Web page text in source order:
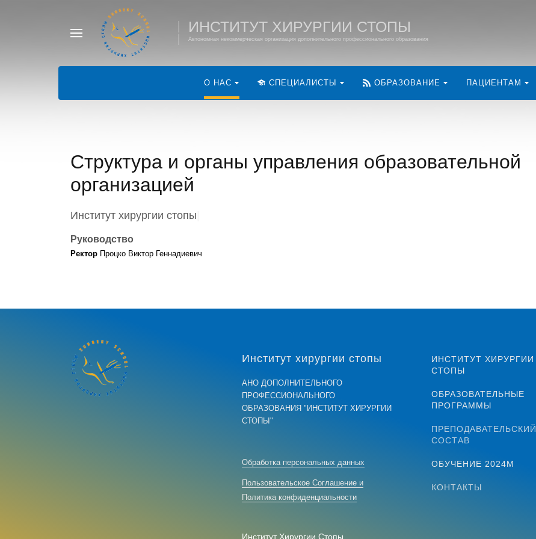
ИНСТИТУТ ХИРУРГИИ СТОПЫ
Автономная некоммерческая организация дополнительного профессионального образования
О НАС СПЕЦИАЛИСТЫ ОБРАЗОВАНИЕ ПАЦИЕНТАМ
Структура и органы управления образовательной
организацией
Институт хирургии стопы
Руководство
Ректор Процко Виктор Геннадиевич
Институт хирургии стопы
АНО ДОПОЛНИТЕЛЬНОГО
ПРОФЕССИОНАЛЬНОГО
ОБРАЗОВАНИЯ "ИНСТИТУТ ХИРУРГИИ
СТОПЫ"
Обработка персональных данных
Пользовательское Соглашение и
Политика конфиденциальности
Институт Хирургии Стопы
ИНСТИТУТ ХИРУРГИИ
СТОПЫ
ОБРАЗОВАТЕЛЬНЫЕ
ПРОГРАММЫ
ПРЕПОДАВАТЕЛЬСКИЙ
СОСТАВ
ОБУЧЕНИЕ 2024М
КОНТАКТЫ